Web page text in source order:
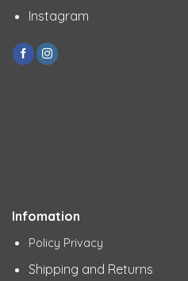
Instagram
Infomation
Policy Privacy
Shipping and Returns